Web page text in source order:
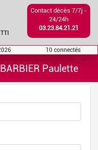
Contact décès 7/7j -
24/24h
03.23.84.21.21
10 connectés
Paulette